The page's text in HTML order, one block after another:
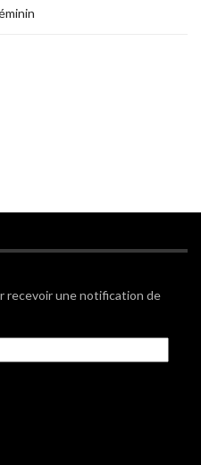
recevoir une notification de